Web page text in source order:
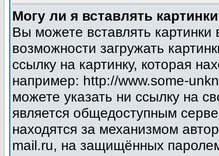
Могу ли я вставлять
Вы можете вставлять
возможности загружать
ссылку на картинку, которая
например: http://www.some-
можете указать ни ссылку на
является общедоступным
находятся за механизмом
mail.ru, на защищённых